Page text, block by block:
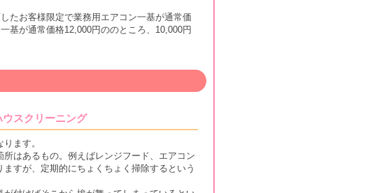
した。大方きれいにしていただけま
ってしまい、残念に感じました。掃
儀正しく、仕事ぶりも丁寧でした。
安く、満足できました。年末の掃除
は迎えられて家族みんなで大満足し
たお客様限定で業務用エアコン一基が通常価
基が通常価格12,000円ののところ、10,000円
スクリーニング
ます。
はあるもの。例えばレンジフード、エアコン
すが、定期的にちょくちょく掃除するという